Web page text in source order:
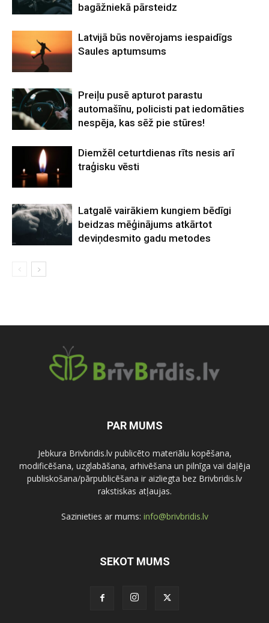
bagāžniekā pārsteidz
Latvijā būs novērojams iespaidīgs
Saules aptumsums
Preiļu pusē apturot parastu
automašīnu, policisti pat iedomāties
nespēja, kas sēž pie stūres!
Diemžēl ceturtdienas rīts nesis arī
traģisku vēsti
Latgalē vairākiem kungiem bēdīgi
beidzas mēģinājums atkārtot
deviņdesmito gadu metodes
PAR MUMS
Jebkura Brivbridis.lv publicēto materiālu kopēšana,
modificēšana, uzglabāšana, arhivēšana un pilnīga vai daļēja
publiskošana/pārpublicēšana ir aizliegta bez Brivbridis.lv
rakstiskas atļaujas.
Sazinieties ar mums: info@brivbridis.lv
SEKOT MUMS